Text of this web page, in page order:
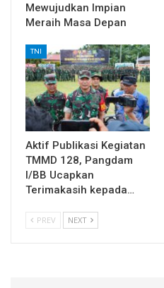
Mewujudkan Impian
Meraih Masa Depan
TNI
Aktif Publikasi Kegiatan
TMMD 128, Pangdam
I/BB Ucapkan
Terimakasih kepada…
PREV NEXT